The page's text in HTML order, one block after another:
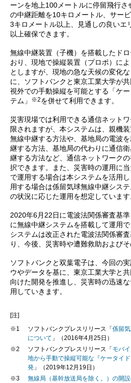
ーンを地上100メートルに停留飛行さ
の中継距離を10キロメートル、サー
3キロメートル以上、見通しの良いエ
以上確保できます。
無線中継装置（子機）を搭載したド
おり、現地で操縦装置（プロポ）に
としますが、現地の急な天候の変化
に、ソフトバンクと東京工業大学が
視外での手動操縦を可能とする「ケ
テム」
※2を併せて利用できます。
災害現場では利用できる通信ネット
限されますが、本システムは、親機
無線中継する方法や、基地局の電波
継する方法、基地局の代わりに通信
継する方法など、通信ネットワーク
択できます。また、災害時の運用に
で運用する場合は本システムを活用
用する場合は係留気球無線中継シス
の状況に応じた運用を想定しています
2020年6月22日に電波法関係審査基準
に無線中継システムを搭載して運用
システムは改正された電波法関係審
り、今後、災害時や遭難救助および
ソフトバンクと双葉電子は、今回の
ウやデータを基に、東京工業大学と
向けた開発を推進し、災害時の迅速
用していきます。
[注]
※1
ソフトバンクプレスリリース「 係留
について 」（2016年4月25日）
※2
ソフトバンクプレスリリース「 モバ
地から手動で操縦可能な『ケータイ
発 」（2019年12月19日）
※3
無線局（基幹放送局を除く。）の開